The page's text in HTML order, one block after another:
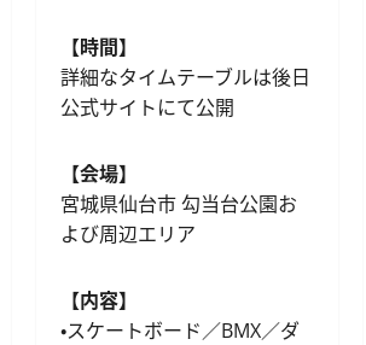
【時間】
詳細なタイムテーブルは後日
公式サイトにて公開
【会場】
宮城県仙台市 勾当台公園お
よび周辺エリア
【内容】
・スケートボード／BMX／ダ